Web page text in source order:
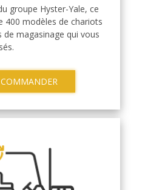
groupe Hyster-Yale, ce
400 modèles de chariots
de magasinage qui vous
COMMANDER